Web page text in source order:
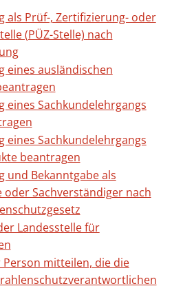
als Prüf-, Zertifizierung- oder
(PÜZ-Stelle) nach
eines ausländischen
eines Sachkundelehrgangs
eines Sachkundelehrgangs
beantragen
und Bekanntgabe als
oder Sachverständiger nach
Landesstelle für
Person mitteilen, die die